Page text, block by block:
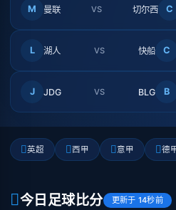
M 曼联 VS 切尔西 C
L 湖人 VS 快船 C
J JDG VS BLG B
英超 西甲 意甲 德
今日足球比分 更新于 14秒前